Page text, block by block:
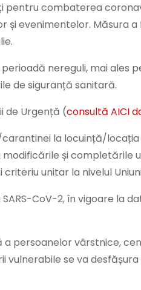
combaterea
evenimentelor. Măsura
nereguli, mai ales
de siguranță sanitară.
de Urgență (consultă AICI
la locuință/locația
și completările
unitar la nivelul
CoV-2, în vigoare la
persoanelor vârstnice,
se va